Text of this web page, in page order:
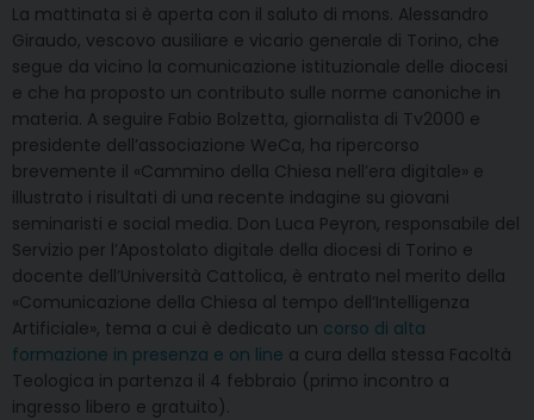
La mattinata si è aperta con il saluto di mons. Alessandro
Giraudo, vescovo ausiliare e vicario generale di Torino, che
segue da vicino la comunicazione istituzionale delle diocesi
e che ha proposto un contributo sulle norme canoniche in
materia. A seguire Fabio Bolzetta, giornalista di Tv2000 e
presidente dell’associazione WeCa, ha ripercorso
brevemente il «Cammino della Chiesa nell’era digitale» e
illustrato i risultati di una recente indagine su giovani
seminaristi e social media. Don Luca Peyron, responsabile del
Servizio per l’Apostolato digitale della diocesi di Torino e
docente dell’Università Cattolica, è entrato nel merito della
«Comunicazione della Chiesa al tempo dell’Intelligenza
Artificiale», tema a cui è dedicato un corso di alta
formazione in presenza e on line a cura della stessa Facoltà
Teologica in partenza il 4 febbraio (primo incontro a
ingresso libero e gratuito).